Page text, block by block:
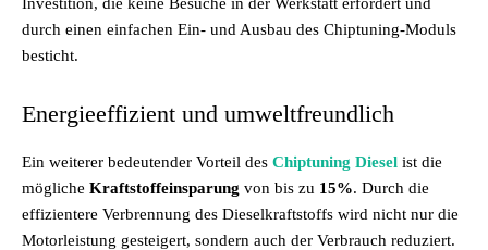
durch einen einfachen Ein- und Ausbau des Chiptuning-Moduls
besticht.
Energieeffizient und umweltfreundlich
Ein weiterer bedeutender Vorteil des Chiptuning Diesel ist die
mögliche Kraftstoffeinsparung von bis zu 15%. Durch die
effizientere Verbrennung des Dieselkraftstoffs wird nicht nur die
Motorleistung gesteigert, sondern auch der Verbrauch reduziert.